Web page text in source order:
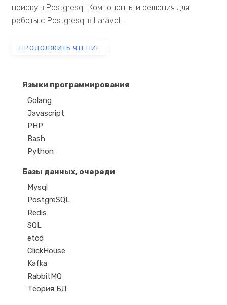
поиску в Postgresql. Компоненты и решения для
работы с Postgresql в Laravel....
ПРОДОЛЖИТЬ ЧТЕНИЕ
Языки программирования
Golang
Javascript
PHP
Bash
Python
Базы данных, очереди
Mysql
PostgreSQL
Redis
SQL
etcd
ClickHouse
Kafka
RabbitMQ
Теория БД